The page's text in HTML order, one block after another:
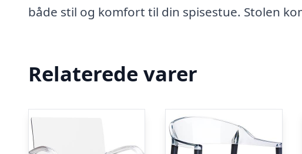
både stil og komfort til din spisestue. Stolen
Relaterede varer